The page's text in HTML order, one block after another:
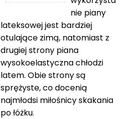
5
119 zł
do
670 zł
nie piany
lateksowej jest bardziej
otulające zimą, natomiast z
drugiej strony piana
wysokoelastyczna chłodzi
latem. Obie strony są
sprężyste, co docenią
najmłodsi miłośnicy skakania
po łóżku.